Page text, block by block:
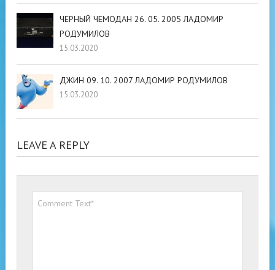
ЧЕРНЫЙ ЧЕМОДАН 26. 05. 2005 ЛАДОМИР
РОДУМИЛОВ
15.03.2020
ДЖИН 09. 10. 2007 ЛАДОМИР РОДУМИЛОВ
15.03.2020
LEAVE A REPLY